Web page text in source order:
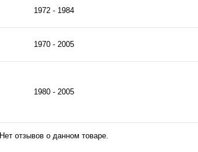
1972 - 1984
1970 - 2005
1980 - 2005
Нет отзывов о данном товаре.